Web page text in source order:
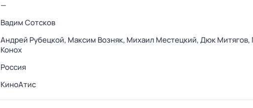
—
Вадим Сотсков
Андрей Рубецкой, Максим Возняк, Михаил Местецкий,Дюк Митягов,
Конох
Россия
КиноАтис